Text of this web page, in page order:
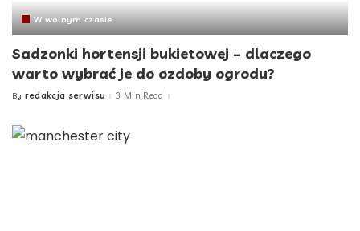
W wolnym czasie
Sadzonki hortensji bukietowej – dlaczego
warto wybrać je do ozdoby ogrodu?
Posted
By redakcja serwisu 3 Min Read